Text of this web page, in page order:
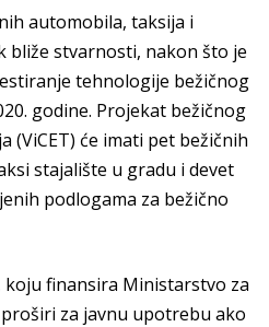
automobila, taksija i
bliže stvarnosti, nakon što je
tehnologije bežičnog
godine. Projekat bežičnog
(ViCET) će imati pet bežičnih
stajalište u gradu i devet
podlogama za bežično
koju finansira Ministarstvo za
za javnu upotrebu ako